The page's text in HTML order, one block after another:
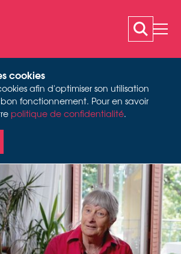
cookies
afin d'optimiser son utilisation
fonctionnement. Pour en savoir
politique de confidentialité.
MARIE-JANE
Interview sur l'histoire orale, 2022
costumière et